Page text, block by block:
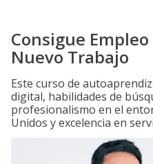
Consigue
Nuevo Trabajo
Este curso de
digital, habilidades de
profesionalismo en el
Unidos y excelencia en